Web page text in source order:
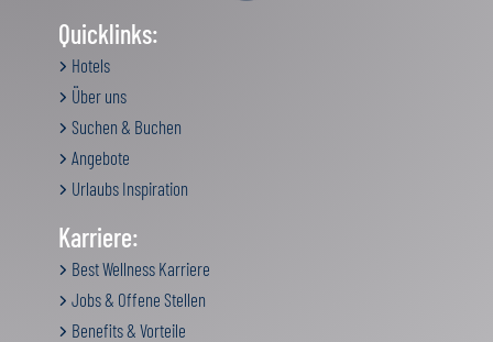
Quicklinks:
Hotels
Über uns
Suchen & Buchen
Angebote
Urlaubs Inspiration
Karriere:
Best Wellness Karriere
Jobs & Offene Stellen
Benefits & Vorteile